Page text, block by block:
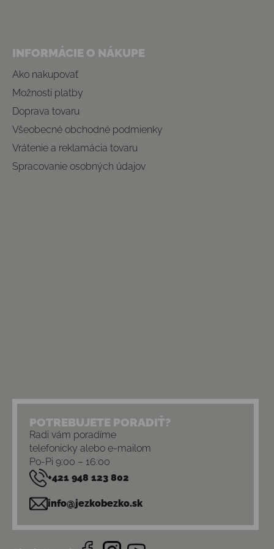
INFORMÁCIE O NÁKUPE
Ako nakupovať
Možnosti platby
Doprava tovaru
Všeobecné obchodné podmienky
Vrátenie a reklamácia tovaru
Spracovanie osobných údajov
POTREBUJETE PORADIŤ?
Radi vám poradíme
telefonicky alebo e-mailom
Po-Pi 9:00 – 16:00
+421 948 123 802
info@jezkobezko.sk